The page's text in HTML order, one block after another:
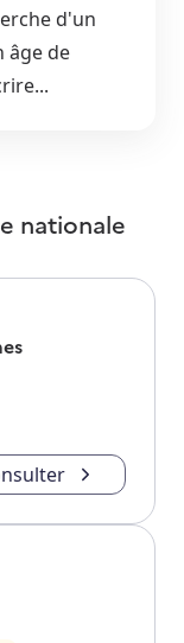
d'un
âge de
nationale